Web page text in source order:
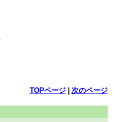
TOPページ| 次のページ